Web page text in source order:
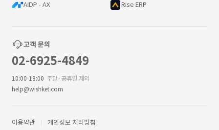
AIDP - AX Rise ERP
고객 문의
02-6925-4849
10:00-18:00 주말·공휴일 제외
help@wishket.com
이용약관 개인정보 처리방침